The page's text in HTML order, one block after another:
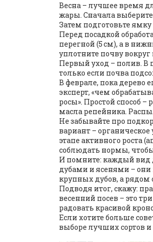
Весна – лучшее время
жары. Сначала
Затем подготовьте
Перед посадкой
перегной (5 см), а в
уплотните почву
Первый уход – полив. В
только если почва
В феврале, пока дерево
эксперт, «чем
росы». Простой способ
масла репейника.
Не забывайте про
вариант – органическое
этапе активного роста
соблюдать нормы,
И помните: каждый вид
дубами и ясенями – они
крупных дубов, а рядом
Подводя итог, скажу:
весенний посев – это
радовать красивой
Если хотите больше
выборе лучших сортов и